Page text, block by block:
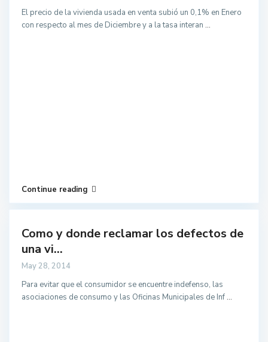
El precio de la vivienda usada en venta subió un 0,1% en Enero
con respecto al mes de Diciembre y a la tasa interan ...
Continue reading
Como y donde reclamar los defectos de
una vi...
May 28, 2014
Para evitar que el consumidor se encuentre indefenso, las
asociaciones de consumo y las Oficinas Municipales de Inf...